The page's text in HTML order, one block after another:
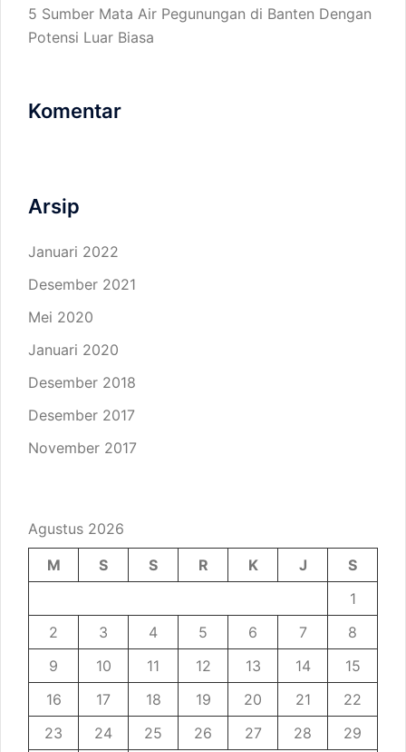
5 Sumber Mata Air Pegunungan di Banten Dengan
Potensi Luar Biasa
Komentar
Arsip
Januari 2022
Desember 2021
Mei 2020
Januari 2020
Desember 2018
Desember 2017
November 2017
Agustus 2026
M
S S R K J
S
1
2
3 4 5 6 7
8
9
10 11 12 13 14
15
16
17 18 19 20 21
22
23
24 25 26 27 28 29